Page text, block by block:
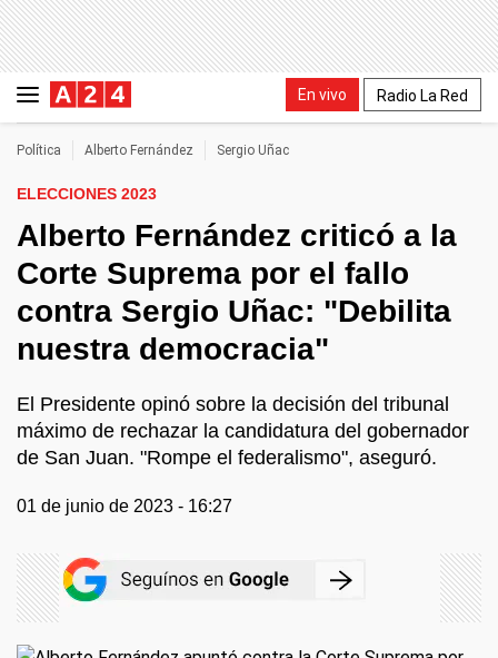
En vivo Radio La Red
Política Alberto Fernández Sergio Uñac
ELECCIONES 2023
Alberto Fernández criticó a la
Corte Suprema por el fallo
contra Sergio Uñac: "Debilita
nuestra democracia"
El Presidente opinó sobre la decisión del tribunal
máximo de rechazar la candidatura del gobernador
de San Juan. "Rompe el federalismo", aseguró.
01 de junio de 2023 - 16:27